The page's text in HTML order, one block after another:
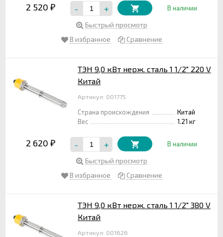
2 520 ₽ - + В наличии
Быстрый просмотр
В избранное
Сравнение
ТЭН 9,0 кВт нерж. сталь 1 1/2" 220 V
Китай
Артикул: 001775
Страна происхождения
Китай
Вес
1.21 кг
2 620 ₽ - + В наличии
Быстрый просмотр
В избранное
Сравнение
ТЭН 9,0 кВт нерж. сталь 1 1/2" 380 V
Китай
Артикул: 001626